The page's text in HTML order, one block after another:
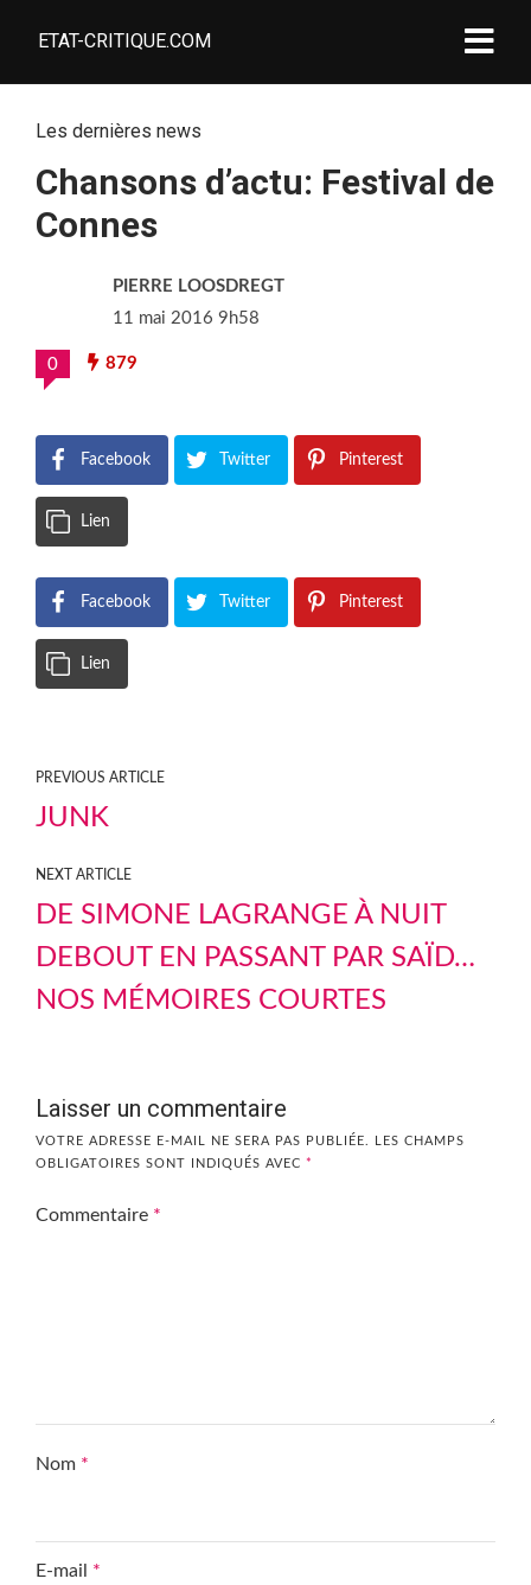
ETAT-CRITIQUE.COM
Les dernières news
Chansons d’actu: Festival de
Connes
PIERRE LOOSDREGT
11 mai 2016 9h58
0 879
Facebook Twitter Pinterest
Lien
Facebook Twitter Pinterest
Lien
PREVIOUS ARTICLE
JUNK
NEXT ARTICLE
DE SIMONE LAGRANGE À NUIT
DEBOUT EN PASSANT PAR SAÏD…
NOS MÉMOIRES COURTES
Laisser un commentaire
VOTRE ADRESSE E-MAIL NE SERA PAS PUBLIÉE.
LES CHAMPS
OBLIGATOIRES SONT INDIQUÉS AVEC *
Commentaire *
Nom *
E-mail *